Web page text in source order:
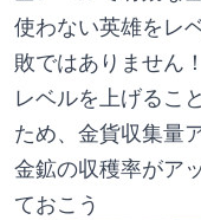
使わない英雄をレ
敗ではありません！
レベルを上げるこ
ため、金貨収集量
金鉱の収穫率がア
ておこう